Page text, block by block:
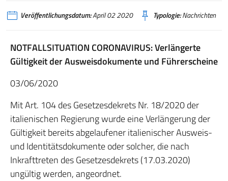
Veröffentlichungsdatum:April 02 2020 Typologie:Nachrichten
NOTFALLSITUATION CORONAVIRUS: Verlängerte
Gültigkeit der Ausweisdokumente und Führerscheine
03/06/2020
Mit Art. 104 des Gesetzesdekrets Nr. 18/2020 der
italienischen Regierung wurde eine Verlängerung der
Gültigkeit bereits abgelaufener italienischer Ausweis-
und Identitätsdokumente oder solcher, die nach
Inkrafttreten des Gesetzesdekrets (17.03.2020)
ungültig werden, angeordnet.